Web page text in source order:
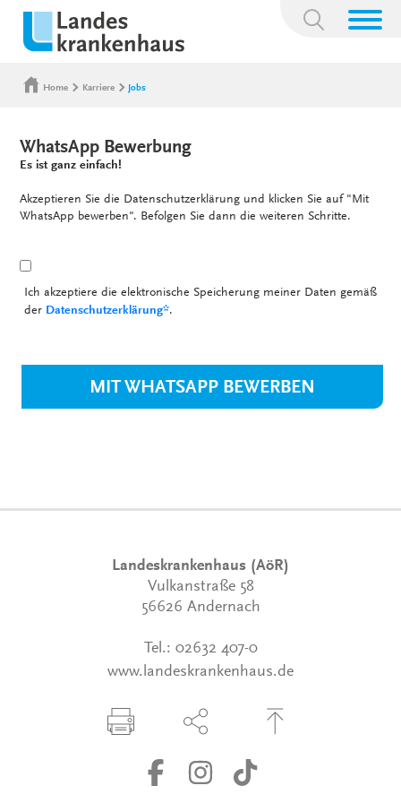
Suchbegriff:
Home Karriere Jobs
WhatsApp Bewerbung
Es ist ganz einfach!
Akzeptieren Sie die Datenschutzerklärung und klicken Sie auf "Mit
WhatsApp bewerben". Befolgen Sie dann die weiteren Schritte.
Ich akzeptiere die elektronische Speicherung meiner Daten gemäß
der Datenschutzerklärung*.
MIT WHATSAPP BEWERBEN
Landeskrankenhaus (AöR)
Vulkanstraße 58
56626 Andernach
Tel.: 02632 407-0
www.landeskrankenhaus.de